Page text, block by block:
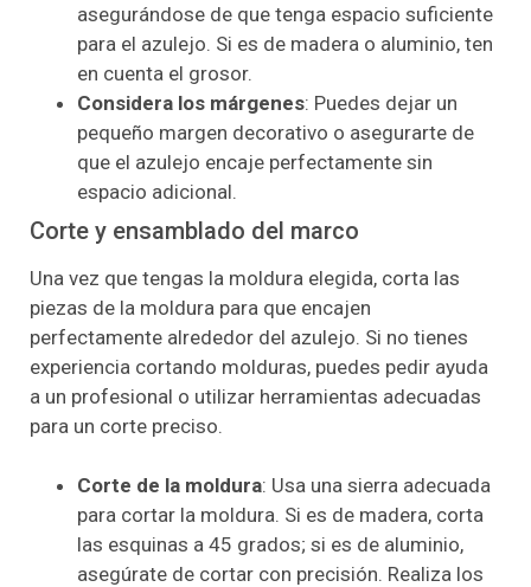
asegurándose de que tenga espacio suficiente
para el azulejo. Si es de madera o aluminio, ten
en cuenta el grosor.
Considera los márgenes: Puedes dejar un
pequeño margen decorativo o asegurarte de
que el azulejo encaje perfectamente sin
espacio adicional.
Corte y ensamblado del marco
Una vez que tengas la moldura elegida, corta las
piezas de la moldura para que encajen
perfectamente alrededor del azulejo. Si no tienes
experiencia cortando molduras, puedes pedir ayuda
a un profesional o utilizar herramientas adecuadas
para un corte preciso.
Corte de la moldura: Usa una sierra adecuada
para cortar la moldura. Si es de madera, corta
las esquinas a 45 grados; si es de aluminio,
asegúrate de cortar con precisión. Realiza los